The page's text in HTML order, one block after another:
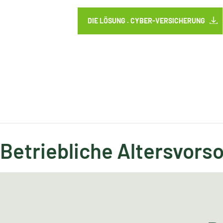
DIE LÖSUNG . CYBER-VERSICHERUNG
Betriebliche